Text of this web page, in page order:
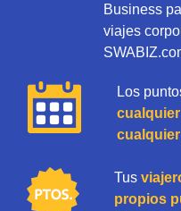
Business
viajes
Los
Tus
propios